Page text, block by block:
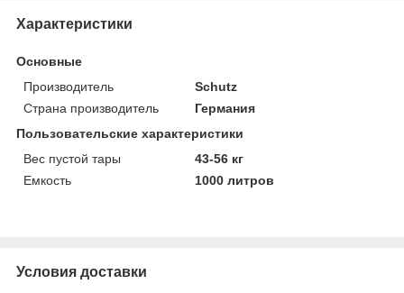
Характеристики
Основные
Производитель
Schutz
Страна производитель
Германия
Пользовательские характеристики
Вес пустой тары
43-56 кг
Емкость
1000 литров
Условия доставки